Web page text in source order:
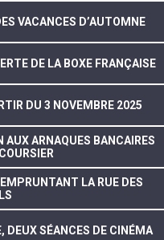
VACANCES D’AUTOMNE
DE LA BOXE FRANÇAISE
DU 3 NOVEMBRE 2025
AUX ARNAQUES BANCAIRES
LA RUE DES
DEUX SÉANCES DE CINÉMA